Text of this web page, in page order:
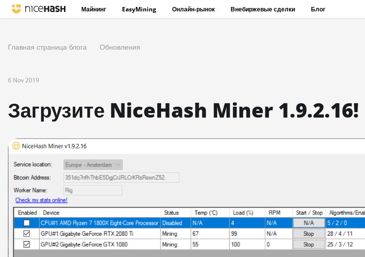
Майнинг EasyMining Онлайн-рынок Внебиржевые сделки Блог
Главная страница блога Обновления
6 Nov 2019
Загрузите NiceHash Miner 1.9.2.16!